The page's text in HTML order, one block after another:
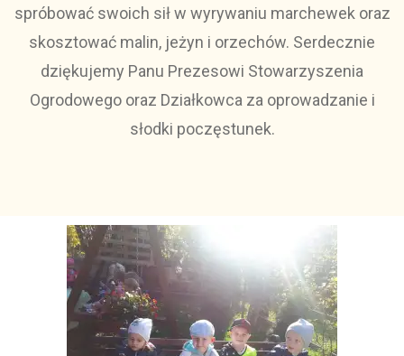
spróbować swoich sił w wyrywaniu marchewek oraz
skosztować malin, jeżyn i orzechów. Serdecznie
dziękujemy Panu Prezesowi Stowarzyszenia
Ogrodowego oraz Działkowca za oprowadzanie i
słodki poczęstunek.